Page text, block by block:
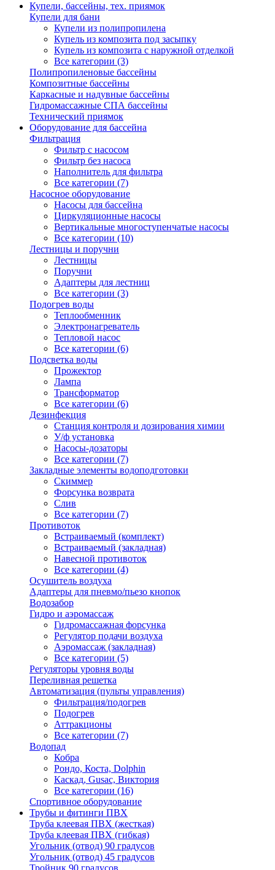
Купели, бассейны, тех. приямок
Купели для бани
Купели из полипропилена
Купель из композита под засыпку
Купель из композита с наружной отделкой
Все категории (3)
Полипропиленовые бассейны
Композитные бассейны
Каркасные и надувные бассейны
Гидромассажные СПА бассейны
Технический приямок
Оборудование для бассейна
Фильтрация
Фильтр с насосом
Фильтр без насоса
Наполнитель для фильтра
Все категории (7)
Насосное оборудование
Насосы для бассейна
Циркуляционные насосы
Вертикальные многоступенчатые насосы
Все категории (10)
Лестницы и поручни
Лестницы
Поручни
Адаптеры для лестниц
Все категории (3)
Подогрев воды
Теплообменник
Электронагреватель
Тепловой насос
Все категории (6)
Подсветка воды
Прожектор
Лампа
Трансформатор
Все категории (6)
Дезинфекция
Станция контроля и дозирования химии
У/ф установка
Насосы-дозаторы
Все категории (7)
Закладные элементы водоподготовки
Скиммер
Форсунка возврата
Слив
Все категории (7)
Противоток
Встраиваемый (комплект)
Встраиваемый (закладная)
Навесной противоток
Все категории (4)
Осушитель воздуха
Адаптеры для пневмо/пьезо кнопок
Водозабор
Гидро и аэромассаж
Гидромассажная форсунка
Регулятор подачи воздуха
Аэромассаж (закладная)
Все категории (5)
Регуляторы уровня воды
Переливная решетка
Автоматизация (пульты управления)
Фильтрация/подогрев
Подогрев
Аттракционы
Все категории (7)
Водопад
Кобра
Рондо, Коста, Dolphin
Каскад, Gusac, Виктория
Все категории (16)
Спортивное оборудование
Трубы и фитинги ПВХ
Труба клеевая ПВХ (жесткая)
Труба клеевая ПВХ (гибкая)
Угольник (отвод) 90 градусов
Угольник (отвод) 45 градусов
Тройник 90 градусов